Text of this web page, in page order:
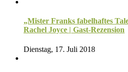
„Mister Franks fabelhaftes
Rachel Joyce | Gast-Rezension
Dienstag, 17. Juli 2018